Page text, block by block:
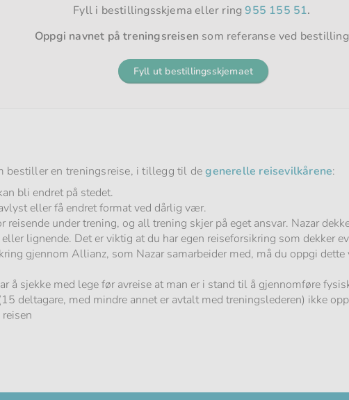
Fyll i bestillingsskjema eller ring955 155 51.
Oppgi navnet på treningsreisen som referanse ved
Fyll ut bestillingsskjemaet
bestiller en treningsreise, i tillegg til degenerelle reisevilkårene:
bli endret på stedet.
eller få endret format ved dårlig vær.
reisende under trening, og all trening skjer på eget ansvar. Nazar
lignende. Det er viktig at du har egen reiseforsikring som dekker
gjennom Allianz, som Nazar samarbeider med, må du oppgi
å sjekke med lege før avreise at man er i stand til å gjennomføre
deltagare, med mindre annet er avtalt med treningslederen) ikke